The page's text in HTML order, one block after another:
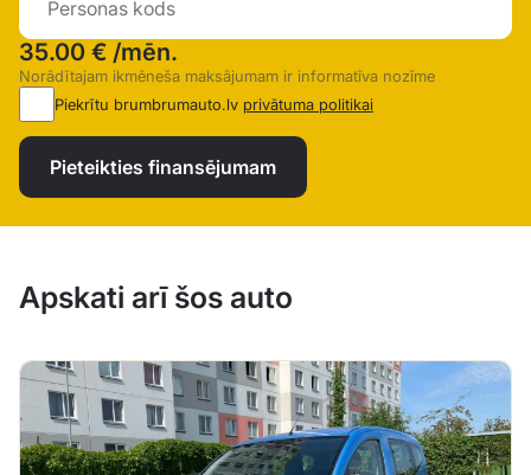
35.00 € /mēn.
Norādītajam ikmēneša maksājumam ir informatīva nozīme
Piekrītu brumbrumauto.lv privātuma politikai
Pieteikties finansējumam
Apskati arī šos auto